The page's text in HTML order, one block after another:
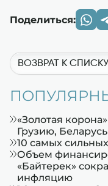
Поделиться:
ВОЗВРАТ К СПИСКУ
«Золотая
Грузию,
10 самых
Объем
«Байтерек»
инфляцию